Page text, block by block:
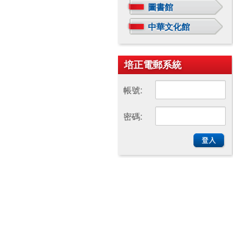
圖書館
中華文化館
培正電郵系統
帳號:
密碼: